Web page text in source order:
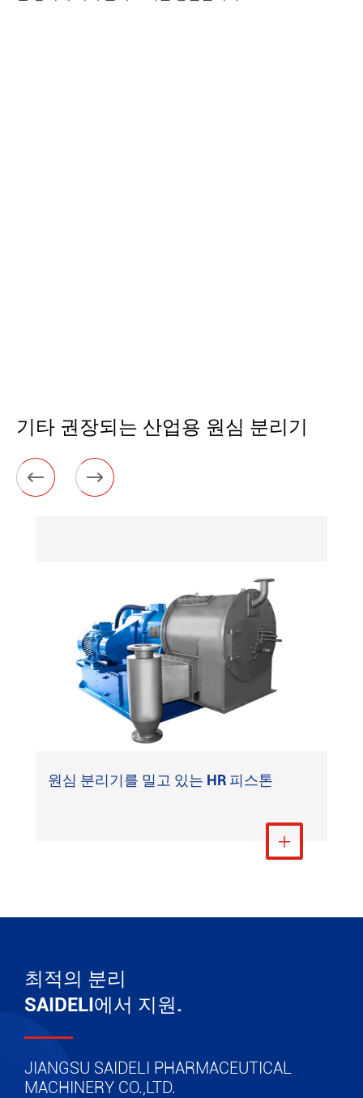
기타 권장되는 산업용 원심 분리기
 
원심 분리기를 밀고 있는 HR 피스톤
더 보기

최적의 분리
SAIDELI에서 지원.
JIANGSU SAIDELI PHARMACEUTICAL
MACHINERY CO.,LTD.